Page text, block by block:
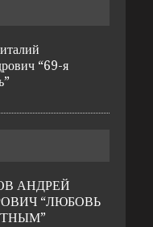
“69-я
АНДРЕЙ
“ЛЮБОВЬ